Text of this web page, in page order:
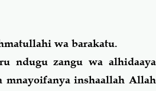
Firaq-Makundi
Duaa-Adhkaar
wa barakatu.
ndugu zangu wa alhidaaya
inshaallah Allah